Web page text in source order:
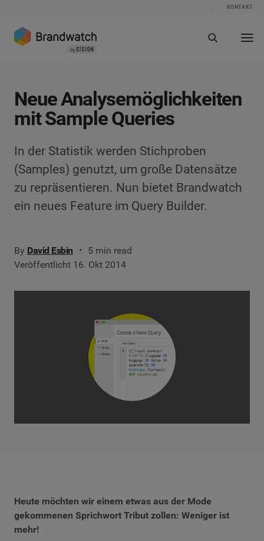
KONTAKT
Neue Analysemöglichkeiten
mit Sample Queries
In der Statistik werden Stichproben
(Samples) genutzt, um große Datensätze
zu repräsentieren. Nun bietet Brandwatch
ein neues Feature im Query Builder.
By David Esbin
5 min read
Veröffentlicht 16. Okt 2014
Heute möchten wir einem etwas aus der Mode
gekommenen Sprichwort Tribut zollen: Weniger ist
mehr!